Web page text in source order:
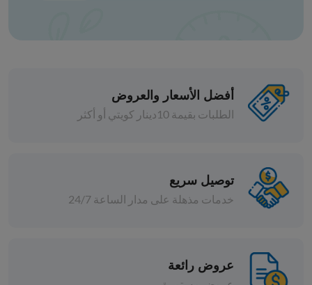
خضار مشكل ريفي
أفضل الأسعار والعروض
الطلبات بقيمة 10دينار كويتي أو أكثر
توصيل سريع
خدمات مذهلة على مدار الساعة 24/7
عروض رائعة